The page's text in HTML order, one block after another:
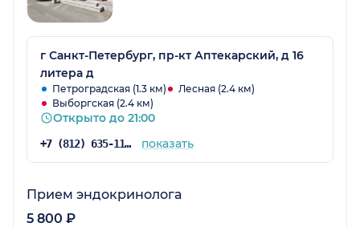
г Санкт-Петербург, пр-кт Аптекарский, д 16
литера д
Петроградская (1.3 км)
Лесная (2.4 км)
Выборгская (2.4 км)
Открыто до 21:00
+7 (812) 635-11-79 показать
Прием эндокринолога
5 800 ₽